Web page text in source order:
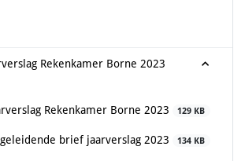
Rekenkamer Borne 2023
Rekenkamer Borne 2023
129 KB
brief jaarverslag 2023 134 KB